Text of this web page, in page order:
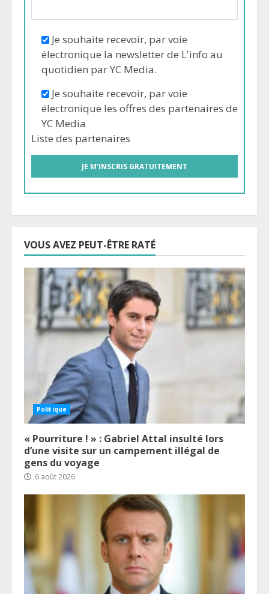
Je souhaite recevoir, par voie
électronique la newsletter de L'info au
quotidien par YC Media.
Je souhaite recevoir, par voie
électronique les offres des partenaires de
YC Media
Liste des partenaires
VOUS AVEZ PEUT-ÊTRE RATÉ
Politique
« Pourriture ! » : Gabriel Attal insulté lors
d’une visite sur un campement illégal de
gens du voyage
6 août 2026